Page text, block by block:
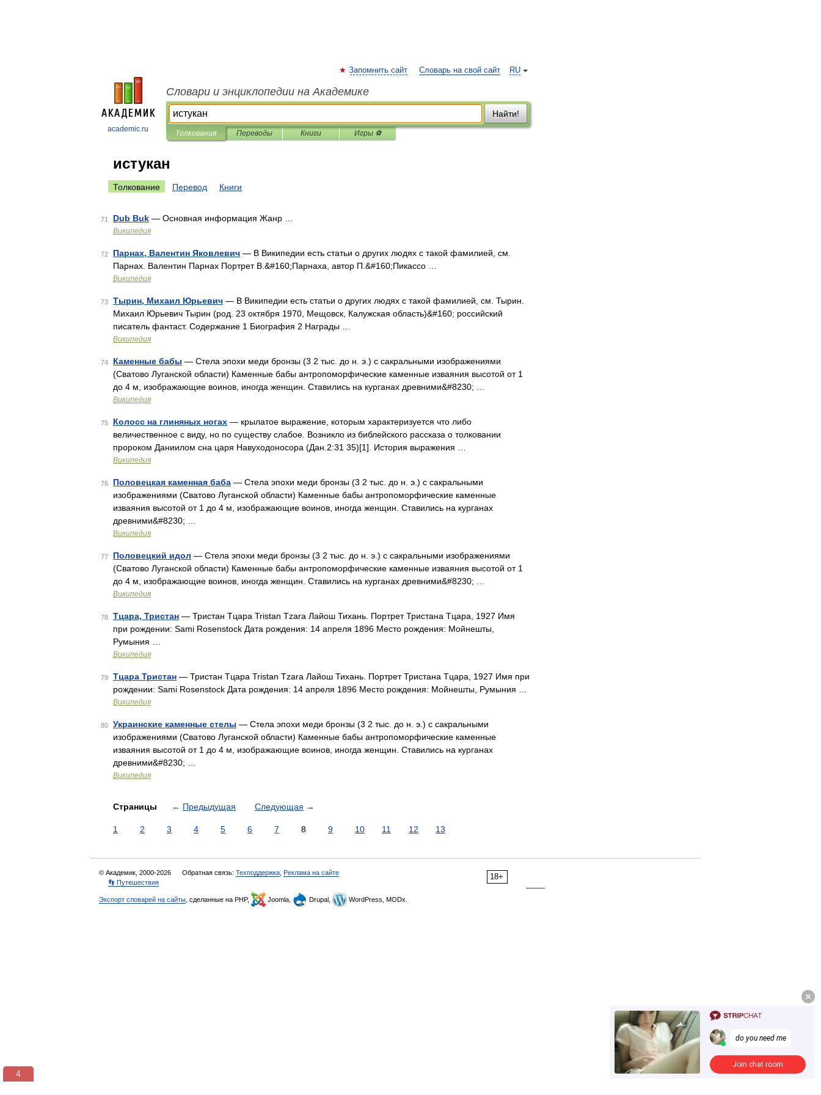
academic.ru
RU
Запомнить сайт Словарь на свой сайт
Словари и энциклопедии на Академике
Найти!
Толкования Переводы Книги Игры ⚽
истукан
Толкование Перевод Книги
71 Dub Buk — Основная информация Жанр …
Википедия
72 Парнах, Валентин Яковлевич — В Википедии есть статьи о других людях с такой фамилией, см.
Парнах. Валентин Парнах Портрет В.&#160;Парнаха, автор П.&#160;Пикассо …
Википедия
73 Тырин, Михаил Юрьевич — В Википедии есть статьи о других людях с такой фамилией, см. Тырин.
Михаил Юрьевич Тырин (род. 23 октября 1970, Мещовск, Калужская область)&#160; российский
писатель фантаст. Содержание 1 Биография 2 Награды …
Википедия
74 Каменные бабы — Стела эпохи меди бронзы (3 2 тыс. до н. э.) с сакральными изображениями
(Сватово Луганской области) Каменные бабы антропоморфические каменные изваяния высотой от 1
до 4 м, изображающие воинов, иногда женщин. Ставились на курганах древними&#8230; …
Википедия
75 Колосс на глиняных ногах — крылатое выражение, которым характеризуется что либо
величественное с виду, но по существу слабое. Возникло из библейского рассказа о толковании
пророком Даниилом сна царя Навуходоносора (Дан.2:31 35)[1]. История выражения …
Википедия
76 Половецкая каменная баба — Стела эпохи меди бронзы (3 2 тыс. до н. э.) с сакральными
изображениями (Сватово Луганской области) Каменные бабы антропоморфические каменные
изваяния высотой от 1 до 4 м, изображающие воинов, иногда женщин. Ставились на курганах
древними&#8230; …
Википедия
77 Половецкий идол — Стела эпохи меди бронзы (3 2 тыс. до н. э.) с сакральными изображениями
(Сватово Луганской области) Каменные бабы антропоморфические каменные изваяния высотой от 1
до 4 м, изображающие воинов, иногда женщин. Ставились на курганах древними&#8230; …
Википедия
78 Тцара, Тристан — Тристан Тцара Tristan Tzara Лайош Тихань. Портрет Тристана Тцара, 1927 Имя
при рождении: Sami Rosenstock Дата рождения: 14 апреля 1896 Место рождения: Мойнешты,
Румыния …
Википедия
79 Тцара Тристан — Тристан Тцара Tristan Tzara Лайош Тихань. Портрет Тристана Тцара, 1927 Имя при
рождении: Sami Rosenstock Дата рождения: 14 апреля 1896 Место рождения: Мойнешты, Румыния …
Википедия
80 Украинские каменные стелы — Стела эпохи меди бронзы (3 2 тыс. до н. э.) с сакральными
изображениями (Сватово Луганской области) Каменные бабы антропоморфические каменные
изваяния высотой от 1 до 4 м, изображающие воинов, иногда женщин. Ставились на курганах
древними&#8230; …
Википедия
Страницы ← Предыдущая Следующая →
1 2 3 4 5 6 7 8 9 10 11 12 13
18+
© Академик, 2000-2026 Обратная связь: Техподдержка Реклама на сайте
👣 Путешествия
Экспорт словарей на сайты , сделанные на PHP, Joomla, Drupal, WordPress, MODx.
3